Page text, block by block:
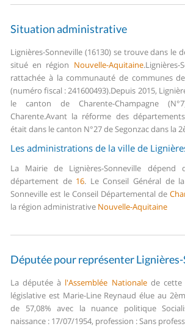
Situation administrative
Lignières-Sonneville (16130) se trouve dans le
situé en région Nouvelle-Aquitaine.Lignières-
rattachée à la communauté de communes
(numéro fiscal : 241600493).Depuis 2015,
le canton de Charente-Champagne
Charente.Avant la réforme des
était dans le canton N°27 de Segonzac dans la
Les administrations de la ville de
La Mairie de Lignières-Sonneville
département de 16. Le Conseil Général de
Sonneville est le Conseil Départemental de
la région administrative Nouvelle-Aquitaine
Députée pour représenter
La députée à l'Assemblée Nationalede cette
législative est Marie-Line Reynaud élue au
de 57,08% avec la nuance politique
naissance : 17/07/1954, profession : Sans